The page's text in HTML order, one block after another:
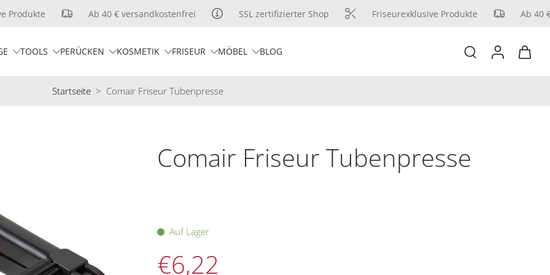
Ab 40 € versandkostenfrei SSL zertifizierter Shop Friseurexklusive Produkte Ab 40 €
TOOLS PERÜCKEN KOSMETIK FRISEUR MÖBEL BLOG
Startseite > Comair Friseur Tubenpresse
Comair Friseur Tubenpresse
Auf Lager
€6,22